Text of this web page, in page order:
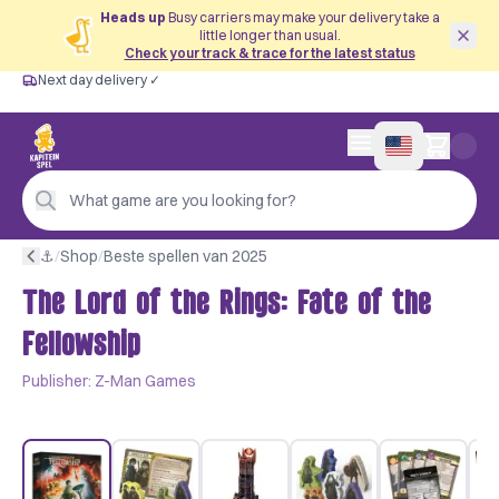
Heads up Busy carriers may make your delivery take a
little longer than usual.
Check your track & trace for the latest status
Free from €60
Next day delivery ✓
Personal advice
4,9/5 —
Next day delivery ✓
What game are you looking for?
0 items in cart
⚓︎/Shop/Beste spellen van 2025
The Lord of the Rings: Fate of the
Fellowship
Publisher: Z-Man Games